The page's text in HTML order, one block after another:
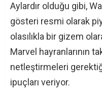
Aylardır olduğu gibi,
gösteri resmi olarak
olasılıkla bir gizem
Marvel hayranlarının
netleştirmeleri
ipuçları veriyor.